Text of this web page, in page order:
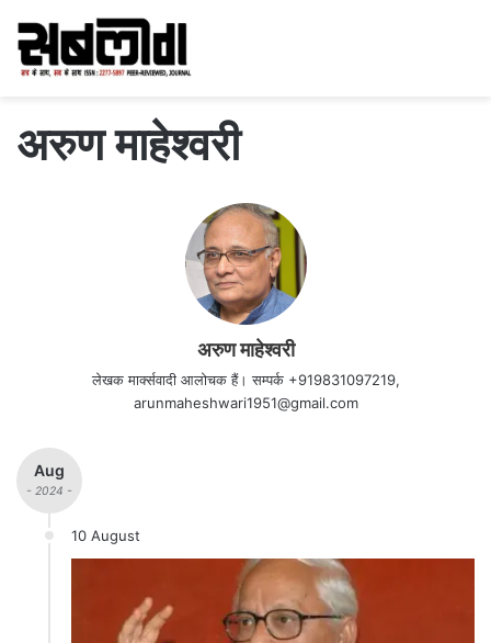
अरुण माहेश्वरी
अरुण माहेश्वरी
लेखक मार्क्सवादी आलोचक हैं। सम्पर्क +919831097219,
arunmaheshwari1951@gmail.com
Aug
- 2024 -
10 August